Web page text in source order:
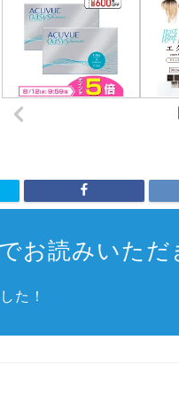
お読みいた
た！